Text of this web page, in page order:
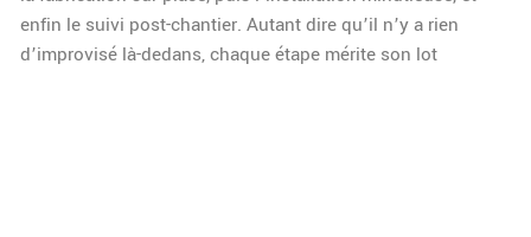
enfin le suivi post-chantier. Autant dire qu’il n’y a rien
d’improvisé là-dedans, chaque étape mérite son lot